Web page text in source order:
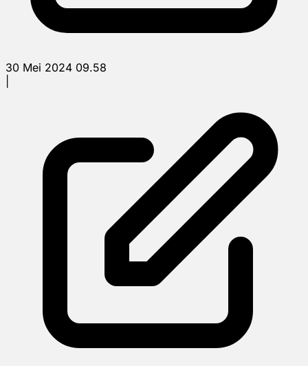
30 Mei 2024 09.58